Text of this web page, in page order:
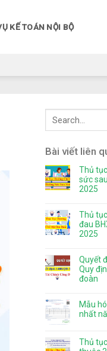
KẾ TOÁN NỘI BỘ
Bài viết liên
Thủ
sức
2025
Thủ
đau
2025
Quyết
Quy
đoàn
Mẫu
nhất
Thủ